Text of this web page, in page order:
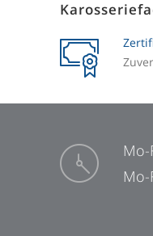
Mo-
Mo-